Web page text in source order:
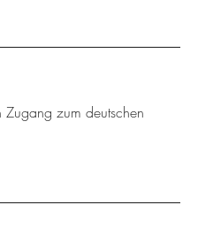
Zugang zum deutschen